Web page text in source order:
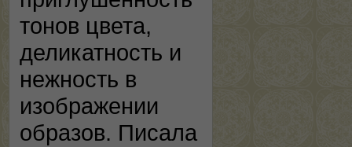
тонов цвета,
деликатность и
нежность в
изображении
образов. Писала